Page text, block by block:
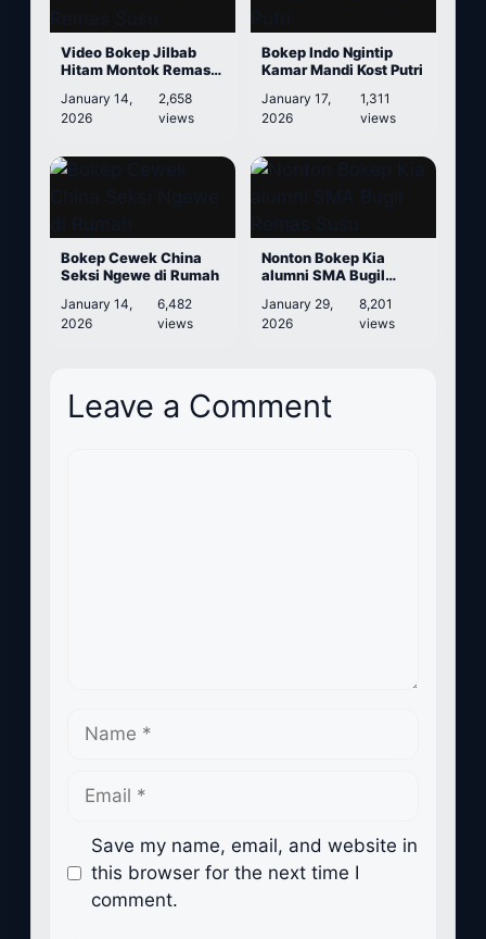
Video Bokep Jilbab
Hitam Montok Remas
January 14,
2026
2,658
views
Bokep Indo Ngintip
Kamar Mandi Kost Putri
January 17,
2026
1,311
views
Bokep Cewek China
Seksi Ngewe di Rumah
January 14,
2026
6,482
views
Nonton Bokep Kia
alumni SMA Bugil
January 29,
2026
8,201
views
Leave a Comment
Name
Email
Save my name, email, and website in
this browser for the next time I
comment.